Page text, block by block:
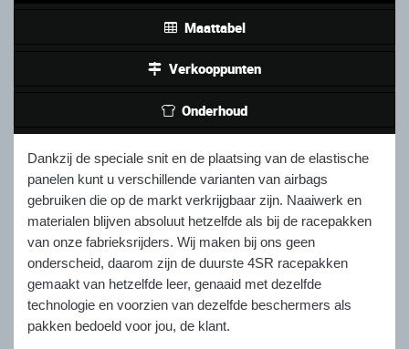
Maattabel
Verkooppunten
Onderhoud
Dankzij de speciale snit en de plaatsing van de elastische
panelen kunt u verschillende varianten van airbags
gebruiken die op de markt verkrijgbaar zijn. Naaiwerk en
materialen blijven absoluut hetzelfde als bij de racepakken
van onze fabrieksrijders. Wij maken bij ons geen
onderscheid, daarom zijn de duurste 4SR racepakken
gemaakt van hetzelfde leer, genaaid met dezelfde
technologie en voorzien van dezelfde beschermers als
pakken bedoeld voor jou, de klant.